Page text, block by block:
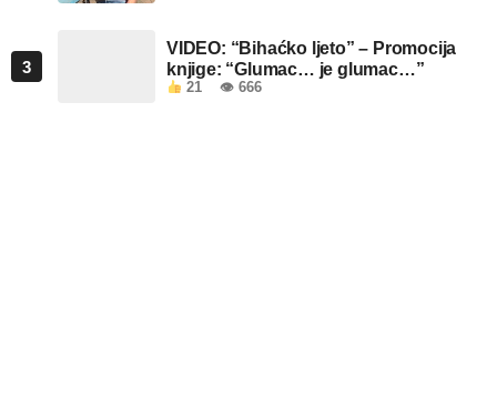
3
VIDEO: “Bihaćko ljeto” – Promocija
knjige: “Glumac… je glumac…”
21 👁 666